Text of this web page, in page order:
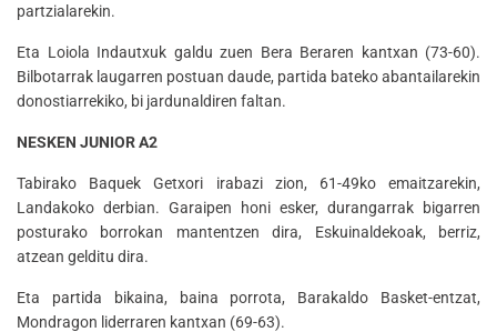
partzialarekin.
Eta Loiola Indautxuk galdu zuen Bera Beraren kantxan (73-60).
Bilbotarrak laugarren postuan daude, partida bateko abantailarekin
donostiarrekiko, bi jardunaldiren faltan.
NESKEN JUNIOR A2
Tabirako Baquek Getxori irabazi zion, 61-49ko emaitzarekin,
Landakoko derbian. Garaipen honi esker, durangarrak bigarren
posturako borrokan mantentzen dira, Eskuinaldekoak, berriz,
atzean gelditu dira.
Eta partida bikaina, baina porrota, Barakaldo Basket-entzat,
Mondragon liderraren kantxan (69-63).